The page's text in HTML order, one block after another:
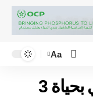
Aa
سطات.. حادثة سير تودي بحياة 3